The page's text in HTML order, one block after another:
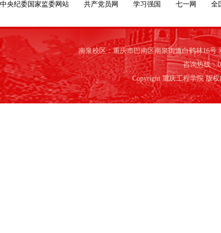
中央纪委国家监委网站 共产党员网 学习强国 七一网 全
南泉校区：重庆市巴南区南泉街道白鹤林16
咨询热线：
Copyright 重庆工程学院 版